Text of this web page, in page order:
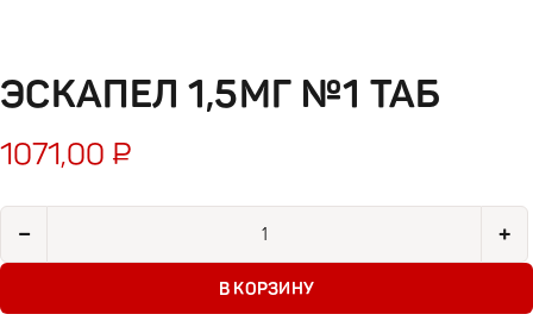
ЭСКАПЕЛ 1,5МГ №1 ТАБ
1071,00 ₽
− +
В КОРЗИНУ